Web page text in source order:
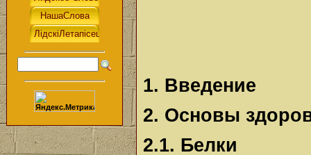
1. Введение
2. Основы
2.1. Белки